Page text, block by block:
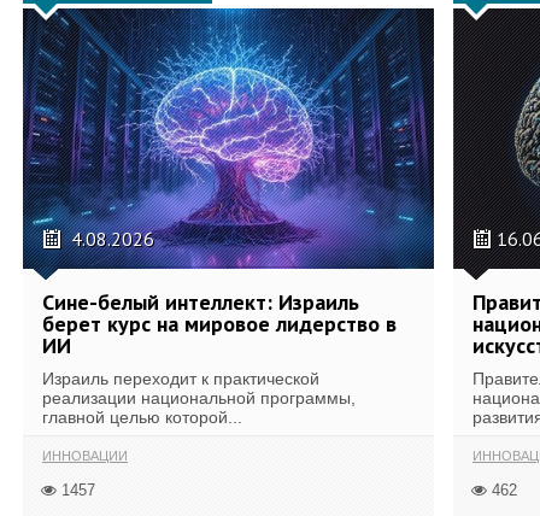
4.08.2026
Сине-белый интеллект: Израиль
берет курс на мировое лидерство в
ИИ
Израиль переходит к практической
реализации национальной программы,
главной целью которой...
ИННОВАЦИИ
1457 462